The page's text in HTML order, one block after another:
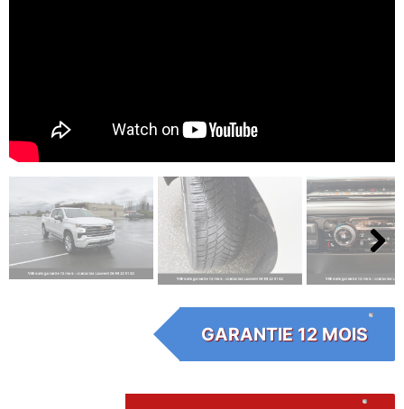
Next
GARANTIE 12 MOIS